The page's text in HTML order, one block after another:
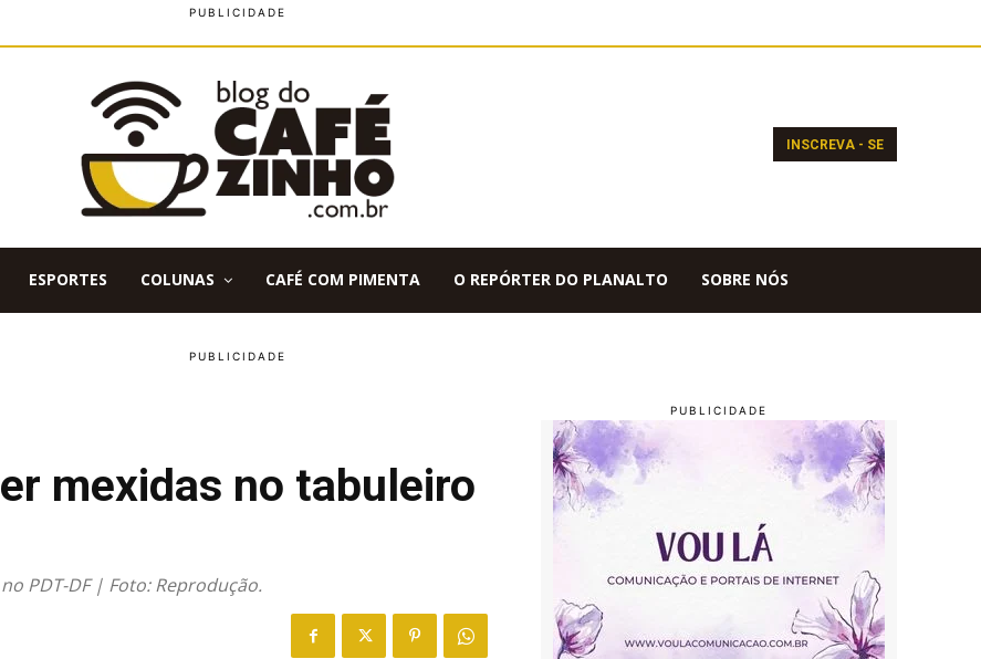
INSCREVA - SE
ESPORTES COLUNAS CAFÉ COM PIMENTA O REPÓRTER DO PLANALTO SOBRE NÓS
mexidas no tabuleiro
PDT-DF | Foto: Reprodução.